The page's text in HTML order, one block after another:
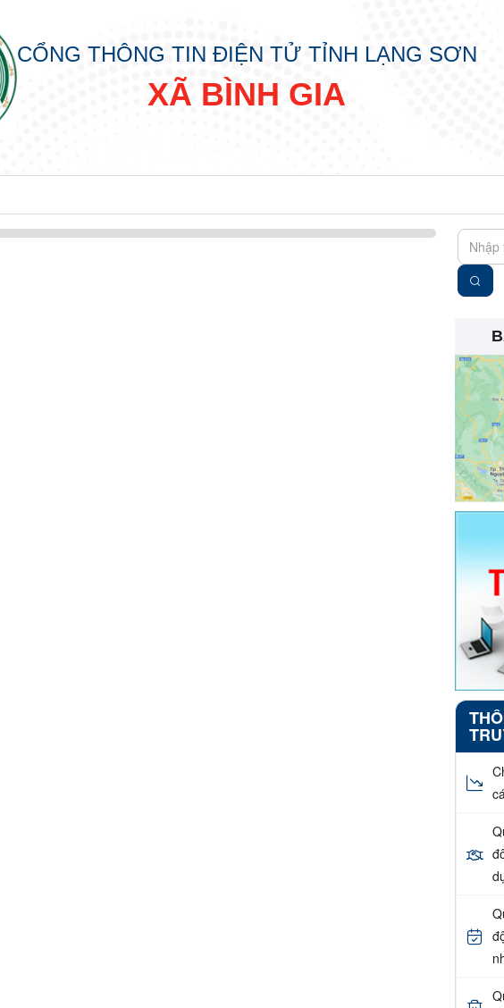
CỔNG THÔNG TIN ĐIỆN TỬ TỈNH LẠNG SƠN
XÃ BÌNH GIA